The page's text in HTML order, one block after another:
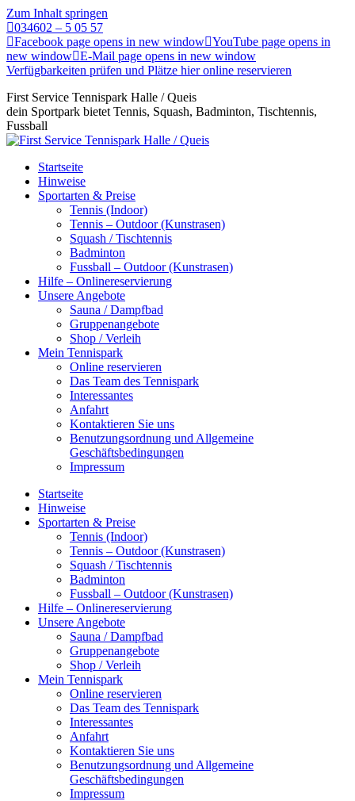
Zum Inhalt springen
034602 – 5 05 57
Facebook page opens in new window YouTube page opens in
new window E-Mail page opens in new window
Verfügbarkeiten prüfen und Plätze hier online reservieren
First Service Tennispark Halle / Queis
dein Sportpark bietet Tennis, Squash, Badminton, Tischtennis,
Fussball
Startseite
Hinweise
Sportarten & Preise
Tennis (Indoor)
Tennis – Outdoor (Kunstrasen)
Squash / Tischtennis
Badminton
Fussball – Outdoor (Kunstrasen)
Hilfe – Onlinereservierung
Unsere Angebote
Sauna / Dampfbad
Gruppenangebote
Shop / Verleih
Mein Tennispark
Online reservieren
Das Team des Tennispark
Interessantes
Anfahrt
Kontaktieren Sie uns
Benutzungsordnung und Allgemeine
Geschäftsbedingungen
Impressum
Startseite
Hinweise
Sportarten & Preise
Tennis (Indoor)
Tennis – Outdoor (Kunstrasen)
Squash / Tischtennis
Badminton
Fussball – Outdoor (Kunstrasen)
Hilfe – Onlinereservierung
Unsere Angebote
Sauna / Dampfbad
Gruppenangebote
Shop / Verleih
Mein Tennispark
Online reservieren
Das Team des Tennispark
Interessantes
Anfahrt
Kontaktieren Sie uns
Benutzungsordnung und Allgemeine
Geschäftsbedingungen
Impressum